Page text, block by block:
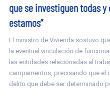
que se investiguen todas y
estamos”
El ministro de Vivienda sostuvo
la eventual vinculación de
las entidades relacionadas al
campamentos, precisando que el
delito que debe ser determinado